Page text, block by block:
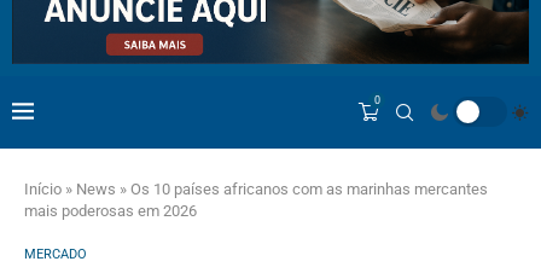
0
Início » News » Os 10 países africanos com as marinhas mercantes
mais poderosas em 2026
MERCADO